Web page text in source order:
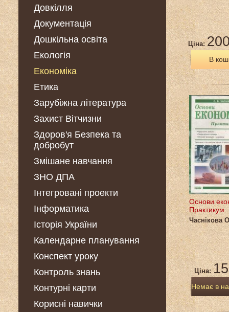
Довкілля
Документація
Дошкільна освіта
Екологія
Економіка
Етика
Зарубіжна література
Захист Вітчизни
Здоров'я Безпека та
добробут
Змішане навчання
ЗНО ДПА
Інтегровані проекти
Інформатика
Історія України
Календарне планування
Конспект уроку
Контроль знань
Контурні карти
Корисні навички
Ціна:
В
Основи
Практикум.
Часнікова О
Ціна:
Немає в